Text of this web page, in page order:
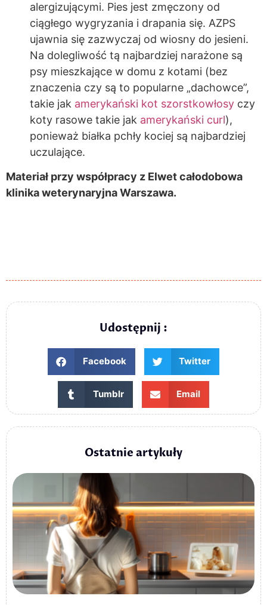
alergizującymi. Pies jest zmęczony od
ciągłego wygryzania i drapania się. AZPS
ujawnia się zazwyczaj od wiosny do jesieni.
Na dolegliwość tą najbardziej narażone są
psy mieszkające w domu z kotami (bez
znaczenia czy są to popularne „dachowce”,
takie jak amerykański kot szorstkowłosy czy
koty rasowe takie jak amerykański curl),
ponieważ białka pchły kociej są najbardziej
uczulające.
Materiał przy współpracy z Elwet całodobowa
klinika weterynaryjna Warszawa.
Udostępnij :
Facebook Twitter
Tumblr Email
Ostatnie artykuły